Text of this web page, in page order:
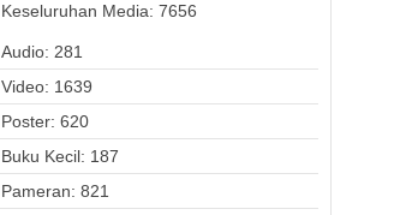
Keseluruhan Media: 7656
Audio: 281
Video: 1639
Poster: 620
Buku Kecil: 187
Pameran: 821